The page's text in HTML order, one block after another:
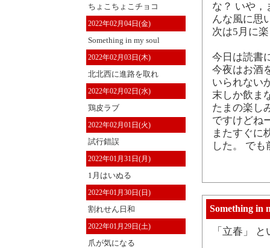
ちょこちょこチョコ
2022年02月04日(金)
Something in my soul
2022年02月03日(木)
北北西に進路を取れ
2022年02月02日(水)
鶏皮ラブ
2022年02月01日(火)
試行錯誤
2022年01月31日(月)
1月はいぬる
2022年01月30日(日)
割れせん日和
2022年01月29日(土)
爪が気になる
な？ いや，
んな風に思
次は5月に
今日は読書
今夜はお酒
いられない
末しか飲ま
たまの楽し
ですけどね
またすぐに
した。 で
Something in
「立春」